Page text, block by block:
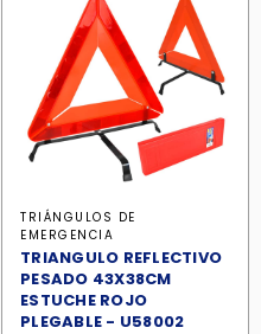
TRIÁNGULOS DE
EMERGENCIA
TRIANGULO REFLECTIVO
PESADO 43X38CM
ESTUCHE ROJO
PLEGABLE - U58002